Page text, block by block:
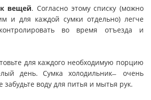
вещей. Согласно этому списку (можно
и для каждой сумки отдельно) легче
во время отъезда и
для каждого необходимую порцию
день. Сумка холодильник ̶ очень
воду для питья и мытья рук.